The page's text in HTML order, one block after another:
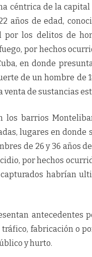
céntrica de la
de edad,
los delitos de
por hechos
en donde
de un hombre de
de sustancias
los barrios
lugares en donde
de 26 y 36 años
por hechos
habrían
antecedentes
fabricación o
y hurto.